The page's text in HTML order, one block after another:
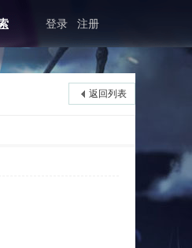
登录 注册
返回列表